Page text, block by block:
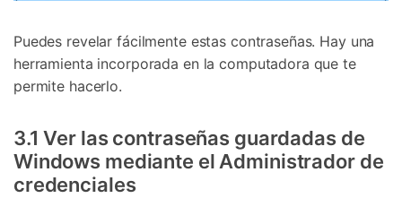
Puedes revelar fácilmente estas contraseñas. Hay una
herramienta incorporada en la computadora que te
permite hacerlo.
3.1 Ver las contraseñas guardadas de
Windows mediante el Administrador de
credenciales